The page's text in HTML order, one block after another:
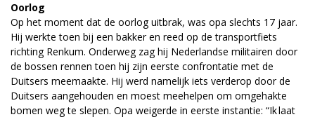
Oorlog
Op het moment dat de oorlog uitbrak, was opa slechts 17 jaar.
Hij werkte toen bij een bakker en reed op de transportfiets
richting Renkum. Onderweg zag hij Nederlandse militairen door
de bossen rennen toen hij zijn eerste confrontatie met de
Duitsers meemaakte. Hij werd namelijk iets verderop door de
Duitsers aangehouden en moest meehelpen om omgehakte
bomen weg te slepen. Opa weigerde in eerste instantie: “Ik laat